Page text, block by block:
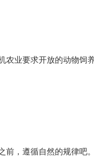
农业要求开放的动物饲
前，遵循自然的规律吧